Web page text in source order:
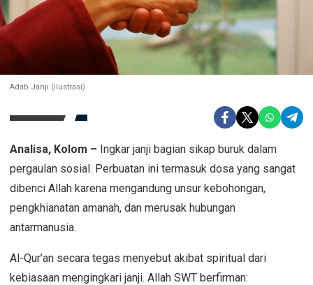
Adab Janji (ilustrasi)
Analisa, Kolom – Ingkar janji bagian sikap buruk dalam
pergaulan sosial. Perbuatan ini termasuk dosa yang sangat
dibenci Allah karena mengandung unsur kebohongan,
pengkhianatan amanah, dan merusak hubungan
antarmanusia.
Al-Qur’an secara tegas menyebut akibat spiritual dari
kebiasaan mengingkari janji. Allah SWT berfirman: